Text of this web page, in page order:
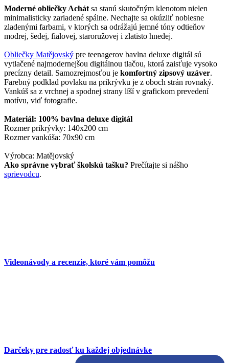
Moderné obliečky Achát sa stanú skutočným klenotom nielen
minimalisticky zariadené spálne. Nechajte sa okúzliť noblesne
zladenými farbami, v ktorých sa odrážajú jemné tóny odtieňov
modrej, šedej, fialovej, staroružovej i zlatisto hnedej.
Obliečky Matějovský pre teenagerov bavlna deluxe digitál sú
vytlačené najmodernejšou digitálnou tlačou, ktorá zaisťuje vysoko
precízny detail. Samozrejmosťou je komfortný zipsový uzáver.
Farebný podklad povlaku na prikrývku je z oboch strán rovnaký.
Vankúš sa z vrchnej a spodnej strany líší v grafickom prevedení
motívu, viď fotografie.
Materiál: 100% bavlna deluxe digitál
Rozmer prikrývky: 140x200 cm
Rozmer vankúša: 70x90 cm
Výrobca: Matějovský
Ako správne vybrať školskú tašku? Prečítajte si nášho
sprievodcu.
Videonávody a recenzie, ktoré vám pomôžu
Darčeky pre radosť ku každej objednávke